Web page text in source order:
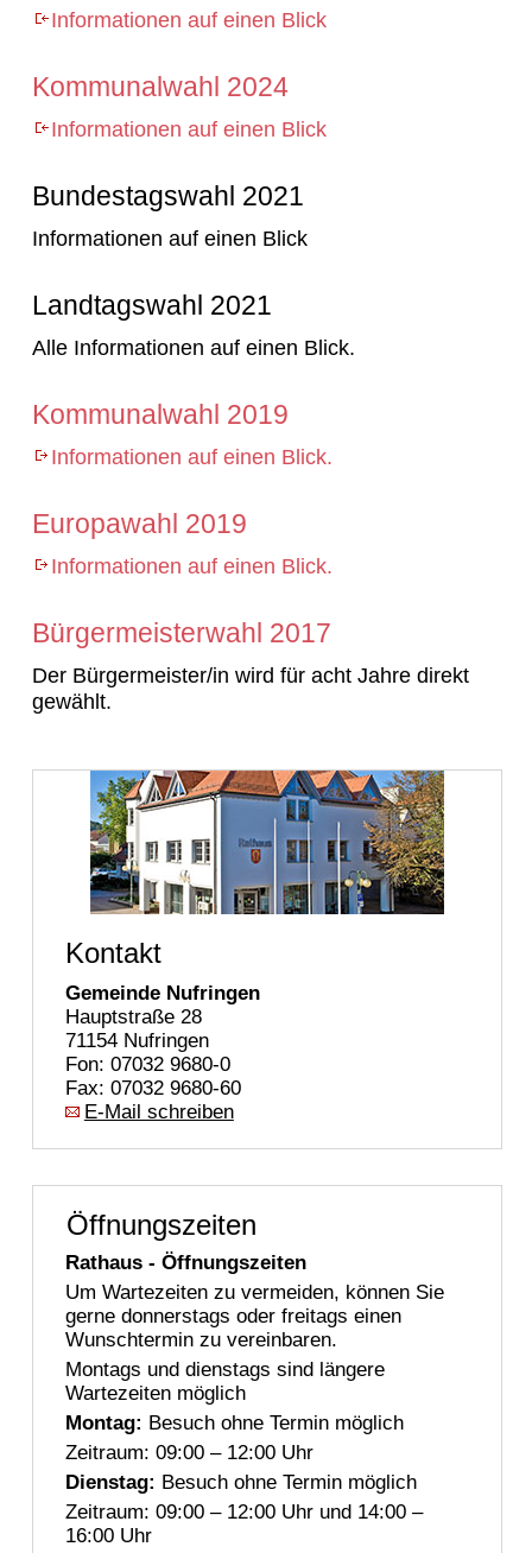
Informationen auf einen Blick
Kommunalwahl 2024
Informationen auf einen Blick
Bundestagswahl 2021
Informationen auf einen Blick
Landtagswahl 2021
Alle Informationen auf einen Blick.
Kommunalwahl 2019
Informationen auf einen Blick.
Europawahl 2019
Informationen auf einen Blick.
Bürgermeisterwahl 2017
Der Bürgermeister/in wird für acht Jahre direkt
gewählt.
Kontakt
Gemeinde Nufringen
Hauptstraße 28
71154 Nufringen
Fon: 07032 9680-0
Fax: 07032 9680-60
E-Mail schreiben
Öffnungszeiten
Rathaus - Öffnungszeiten
Um Wartezeiten zu vermeiden, können Sie
gerne donnerstags oder freitags einen
Wunschtermin zu vereinbaren.
Montags und dienstags sind längere
Wartezeiten möglich
Montag: Besuch ohne Termin möglich
Zeitraum: 09:00 – 12:00 Uhr
Dienstag: Besuch ohne Termin möglich
Zeitraum: 09:00 – 12:00 Uhr und 14:00 –
16:00 Uhr